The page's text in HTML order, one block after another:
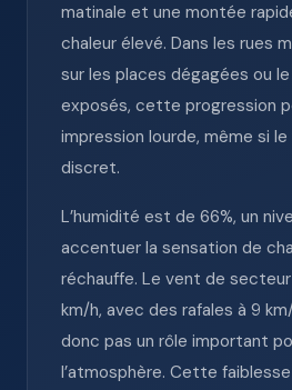
matinale et une montée
chaleur élevé. Dans les rues
sur les places dégagées ou
exposés, cette progression
impression lourde, même si
discret.
L’humidité est de 66%, un
accentuer la sensation de
réchauffe. Le vent de
km/h, avec des rafales à 9
donc pas un rôle important
l’atmosphère. Cette